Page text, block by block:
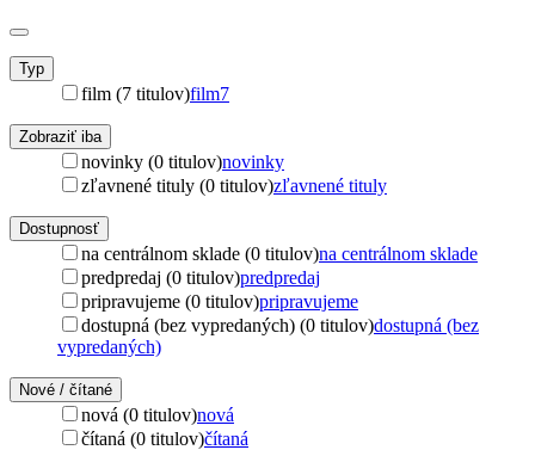
Typ
film (7 titulov)film7
Zobraziť iba
novinky (0 titulov)novinky
zľavnené tituly (0 titulov)zľavnené tituly
Dostupnosť
na centrálnom sklade (0 titulov)na centrálnom sklade
predpredaj (0 titulov)predpredaj
pripravujeme (0 titulov)pripravujeme
dostupná (bez vypredaných) (0 titulov)dostupná (bez
vypredaných)
Nové / čítané
nová (0 titulov)nová
čítaná (0 titulov)čítaná